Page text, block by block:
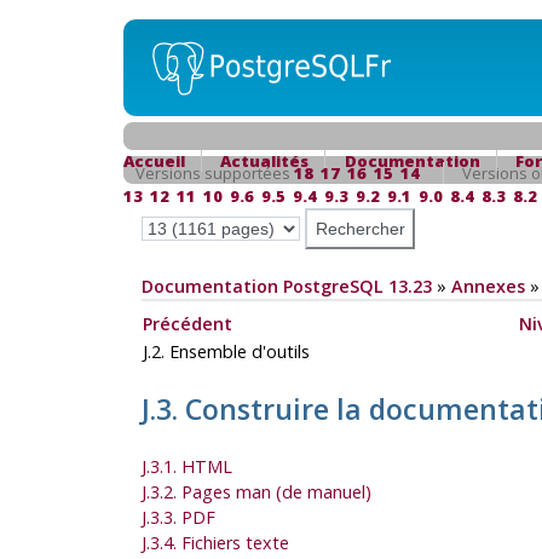
Accueil Actualités Documentation
Versions supportées18 17 16 15 14
Versions
13 12 11 10 9.6 9.5 9.4 9.3 9.2 9.1 9.0 8.4 8.3 8.2
Documentation PostgreSQL 13.23» Annexes
Précédent
J.2. Ensemble d'outils
J.3. Construire la
J.3.1. HTML
J.3.2. Pages man (de manuel)
J.3.3. PDF
J.3.4. Fichiers texte